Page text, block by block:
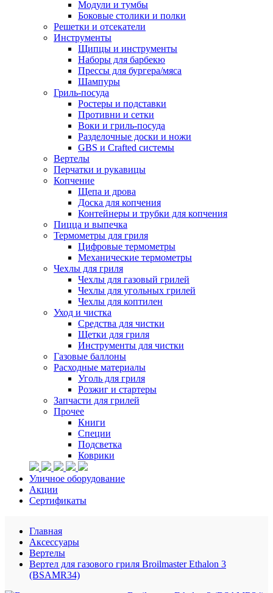
Модули и тумбы
Боковые столики и полки
Решетки и отсекатели
Инструменты
Щипцы и инструменты
Наборы для барбекю
Прессы для бургера/мяса
Шампуры
Гриль-посуда
Ростеры и подставки
Противни и сетки
Воки и гриль-посуда
Разделочные доски и ножи
GBS и Crafted системы
Вертелы
Перчатки и рукавицы
Копчение
Щепа и дрова
Доска для копчения
Контейнеры и трубки для копчения
Пицца и выпечка
Термометры для гриля
Цифровые термометры
Механические термометры
Чехлы для гриля
Чехлы для газовый грилей
Чехлы для угольных грилей
Чехлы для коптилен
Уход и чистка
Средства для чистки
Щетки для гриля
Инструменты для чистки
Газовые баллоны
Расходные материалы
Уголь для гриля
Розжиг и стартеры
Запчасти для грилей
Прочее
Книги
Специи
Подсветка
Коврики
Уличное оборудование
Акции
Сертификаты
Главная
Аксессуары
Вертелы
Вертел для газового гриля Broilmaster Ethalon 3
(BSAMR34)